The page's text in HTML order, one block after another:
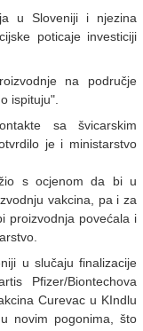
u Sloveniji i njezina
poticaje investiciji
na područje
ispituju".
sa švicarskim
je i ministarstvo
s ocjenom da bi u
vakcina, pa i za
proizvodnja povećala i
u slučaju finalizacije
Pfizer/Biontechova
Curevac u KIndlu
novim pogonima, što